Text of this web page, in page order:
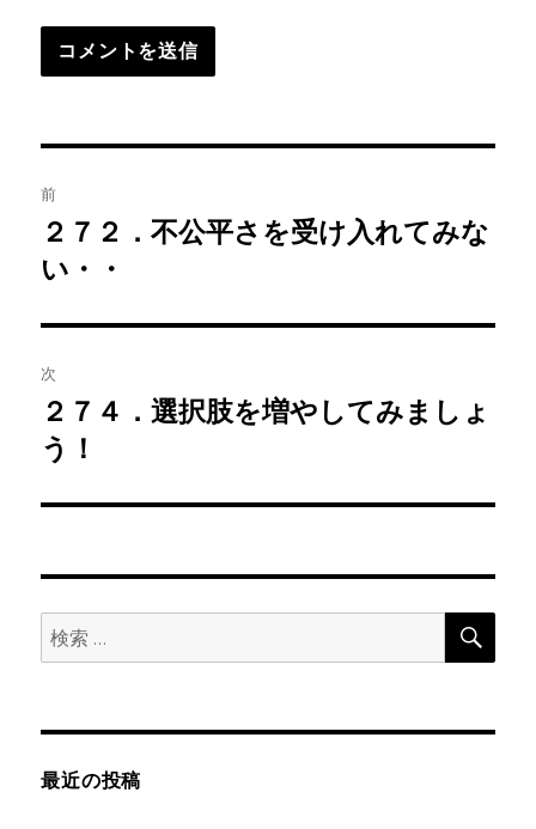
稿
ナ
ビ
ゲ
ー
シ
ン
前
前
の
稿:
２７２．不公平さを受け入れてみな
い・・
次
次
の
稿:
２７４．選択肢を増やしてみましょ
う！
検
索:
検
最近の投稿